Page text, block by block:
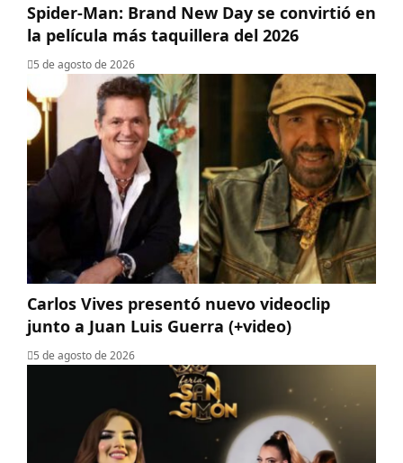
Spider-Man: Brand New Day se convirtió en
la película más taquillera del 2026
5 de agosto de 2026
Carlos Vives presentó nuevo videoclip
junto a Juan Luis Guerra (+video)
5 de agosto de 2026